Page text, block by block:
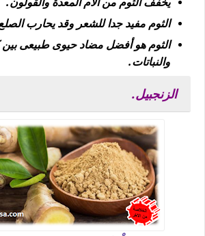
الثوم مفيد جدا للشعر وقد يحارب
الثوم هو أفضل مضاد حيوى طبيعى
والنباتات.
الزنجبيل.